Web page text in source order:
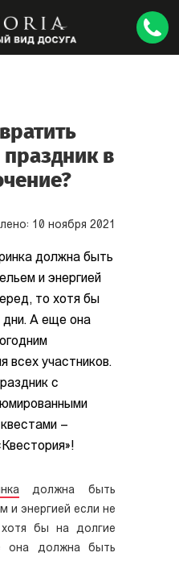
в
10 ноября 2021
должна быть
и энергией
то хотя бы
дни. А еще она
всех участников.
с
–
должна быть
и энергией если не
бы на долгие
она должна быть